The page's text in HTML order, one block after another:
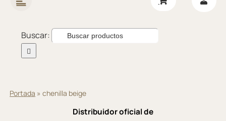
Buscar:
Portada »chenilla beige
Distribuidor oficial de